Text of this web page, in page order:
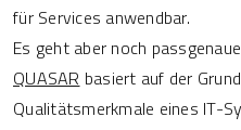
für Services anwendbar.
Es geht aber noch
QUASAR basiert auf der
Qualitätsmerkmale eines IT-